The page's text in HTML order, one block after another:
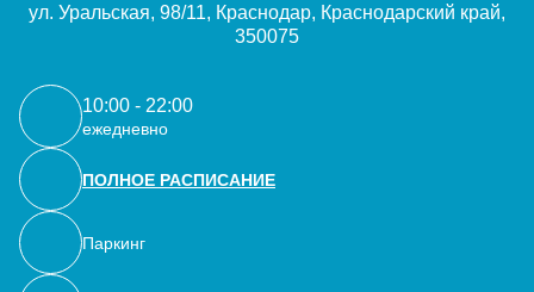
ул. Уральская, 98/11, Краснодар, Краснодарский край,
350075
10:00 - 22:00
ежедневно
ПОЛНОЕ РАСПИСАНИЕ
Паркинг